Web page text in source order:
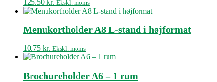
125.50 kr. Ekskl. moms
Menukortholder A8 L-stand i højformat
10.75 kr. Ekskl. moms
Brochureholder A6 – 1 rum